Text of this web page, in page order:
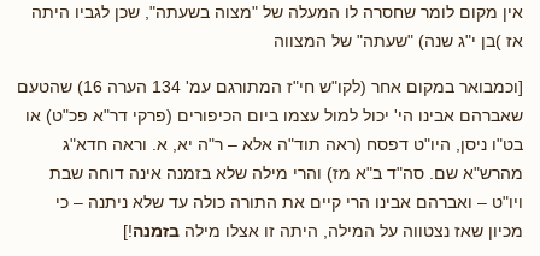
אין מקום לומר שחסרה לו המעלה של "מצוה בשעתה", שכן לגביו היתה
אז )בן י"ג שנה) "שעתה" של המצווה
[וכמבואר במקום אחר (לקו"ש חי"ז המתורגם עמ' 134 הערה 16) שהטעם
שאברהם אבינו הי' יכול למול עצמו ביום הכיפורים (פרקי דר"א פכ"ט) או
בט"ו ניסן, היו"ט דפסח (ראה תוד"ה אלא – ר"ה יא, א. וראה חדא"ג
מהרש"א שם. סה"ד ב"א מז) והרי מילה שלא בזמנה אינה דוחה שבת
ויו"ט – ואברהם אבינו הרי קיים את התורה כולה עד שלא ניתנה – כי
מכיון שאז נצטווה על המילה, היתה זו אצלו מילה בזמנה!]